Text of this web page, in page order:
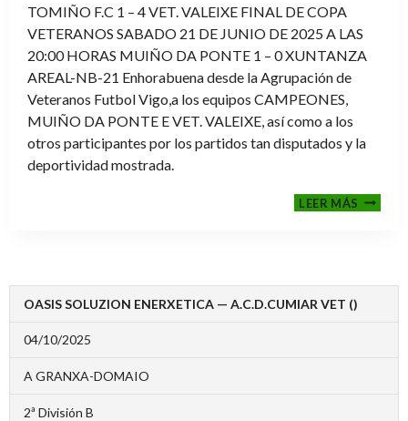
TOMIÑO F.C 1 – 4 VET. VALEIXE FINAL DE COPA
VETERANOS SABADO 21 DE JUNIO DE 2025 A LAS
20:00 HORAS MUIÑO DA PONTE 1 – 0 XUNTANZA
AREAL-NB-21 Enhorabuena desde la Agrupación de
Veteranos Futbol Vigo,a los equipos CAMPEONES,
MUIÑO DA PONTE E VET. VALEIXE, así como a los
otros participantes por los partidos tan disputados y la
deportividad mostrada.
LEER MÁS
2024-
OASIS SOLUZION ENERXETICA — A.C.D.CUMIAR VET ()
04/10/2025
A GRANXA-DOMAIO
2ª División B